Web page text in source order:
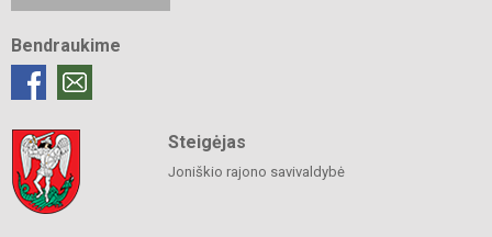
Bendraukime
Steigėjas
Joniškio rajono savivaldybė